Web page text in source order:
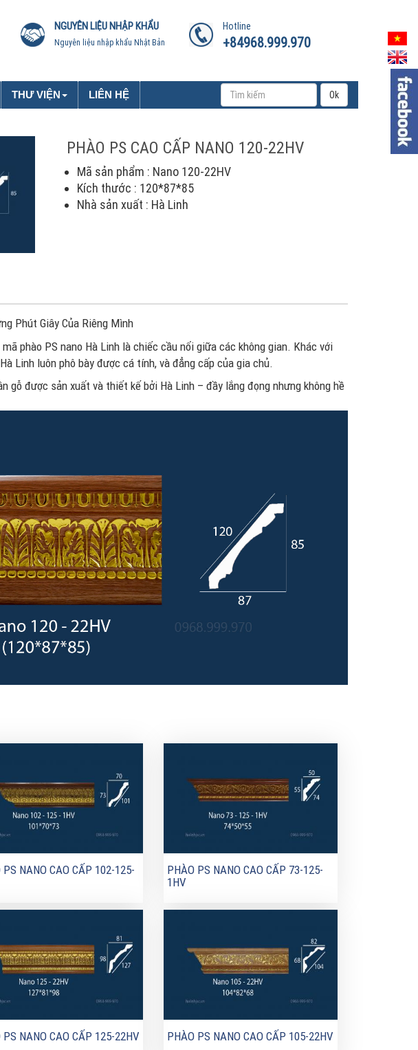
NGUYÊN LIỆU NHẬP KHẨU
Nguyên liệu nhập khẩu Nhật Bản
Hotline
+84968.999.970
THƯ VIỆN LIÊN HỆ Ok
PHÀO PS CAO CẤP NANO 120-22HV
Mã sản phẩm : Nano 120-22HV
Kích thước : 120*87*85
Nhà sản xuất : Hà Linh
Phút Giây Của Riêng Mình
phào PS nano Hà Linh là chiếc cầu nối giữa các không gian. Khác với
Linh luôn phô bày được cá tính, và đẳng cấp của gia chủ.
gỗ được sản xuất và thiết kế bởi Hà Linh – đầy lắng đọng nhưng không hề
PS NANO CAO CẤP 102-125-
PHÀO PS NANO CAO CẤP 73-125-
1HV
PS NANO CAO CẤP 125-22HV PHÀO PS NANO CAO CẤP 105-22HV